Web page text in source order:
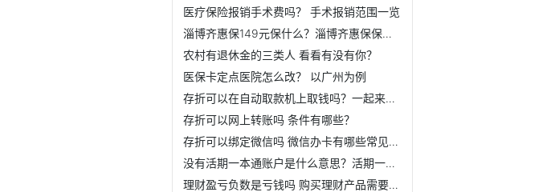
医疗保险报销手术费吗？ 手术报销范围一览
淄博齐惠保149元保什么？淄博齐惠保保障内容一览
农村有退休金的三类人 看看有没有你？
医保卡定点医院怎么改？ 以广州为例
存折可以在自动取款机上取钱吗？一起来看看
存折可以网上转账吗 条件有哪些？
存折可以绑定微信吗 微信办卡有哪些常见问题及注意事项？
没有活期一本通账户是什么意思？活期一本通账户详细介绍
理财盈亏负数是亏钱吗 购买理财产品需要注意哪些风险等级？